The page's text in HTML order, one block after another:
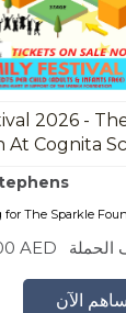
2026 -
At Cognita
The Sparkle
الحملة AED
ساهم الآن